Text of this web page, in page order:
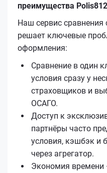
преимущества
Наш сервис
решает ключевые
оформления:
Сравнение в один
условия сразу у
страховщиков и
ОСАГО.
Доступ к
партнёры часто
условия, кэшбэк и
через агрегатор.
Экономия времени